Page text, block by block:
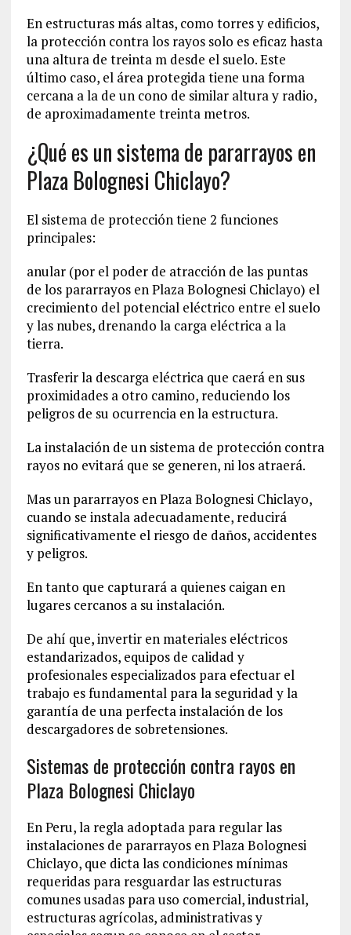
En estructuras más altas, como torres y edificios,
la protección contra los rayos solo es eficaz hasta
una altura de treinta m desde el suelo. Este
último caso, el área protegida tiene una forma
cercana a la de un cono de similar altura y radio,
de aproximadamente treinta metros.
¿Qué es un sistema de pararrayos en
Plaza Bolognesi Chiclayo?
El sistema de protección tiene 2 funciones
principales:
anular (por el poder de atracción de las puntas
de los pararrayos en Plaza Bolognesi Chiclayo) el
crecimiento del potencial eléctrico entre el suelo
y las nubes, drenando la carga eléctrica a la
tierra.
Trasferir la descarga eléctrica que caerá en sus
proximidades a otro camino, reduciendo los
peligros de su ocurrencia en la estructura.
La instalación de un sistema de protección contra
rayos no evitará que se generen, ni los atraerá.
Mas un pararrayos en Plaza Bolognesi Chiclayo,
cuando se instala adecuadamente, reducirá
significativamente el riesgo de daños, accidentes
y peligros.
En tanto que capturará a quienes caigan en
lugares cercanos a su instalación.
De ahí que, invertir en materiales eléctricos
estandarizados, equipos de calidad y
profesionales especializados para efectuar el
trabajo es fundamental para la seguridad y la
garantía de una perfecta instalación de los
descargadores de sobretensiones.
Sistemas de protección contra rayos en
Plaza Bolognesi Chiclayo
En Peru, la regla adoptada para regular las
instalaciones de pararrayos en Plaza Bolognesi
Chiclayo, que dicta las condiciones mínimas
requeridas para resguardar las estructuras
comunes usadas para uso comercial, industrial,
estructuras agrícolas, administrativas y